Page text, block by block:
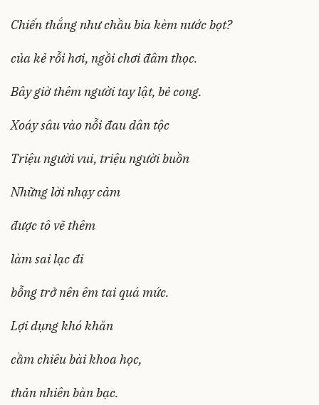
Chiến thắng như chầu bia kèm nước bọt?
của kẻ rỗi hơi, ngồi chơi đâm thọc.
Bây giờ thêm người tay lật, bẻ cong.
Xoáy sâu vào nỗi đau dân tộc
Triệu người vui, triệu người buồn
Những lời nhạy cảm
được tô vẽ thêm
làm sai lạc đi
bỗng trở nên êm tai quá mức.
Lợi dụng khó khăn
cầm chiêu bài khoa học,
thản nhiên bàn bạc.